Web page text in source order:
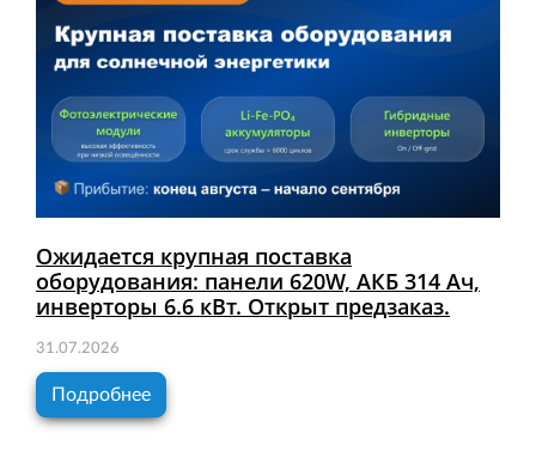
Ожидается крупная поставка
оборудования: панели 620W, АКБ 314 Ач,
инверторы 6.6 кВт. Открыт предзаказ.
31.07.2026
Подробнее